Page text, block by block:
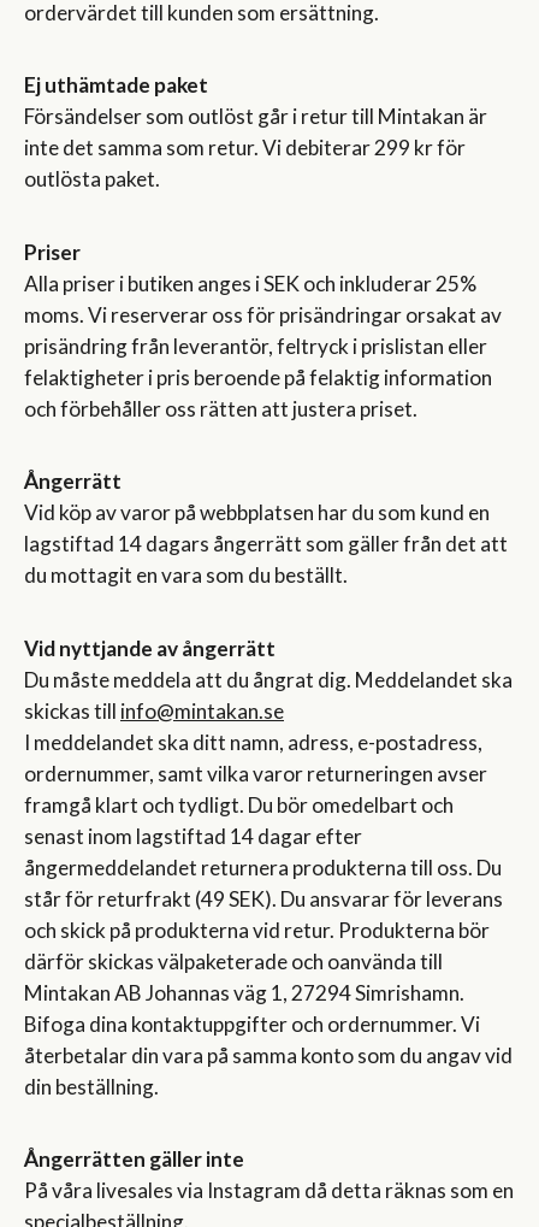
ordervärdet till kunden som ersättning.
Ej uthämtade paket
Försändelser som outlöst går i retur till Mintakan är
inte det samma som retur. Vi debiterar 299 kr för
outlösta paket.
Priser
Alla priser i butiken anges i SEK och inkluderar 25%
moms. Vi reserverar oss för prisändringar orsakat av
prisändring från leverantör, feltryck i prislistan eller
felaktigheter i pris beroende på felaktig information
och förbehåller oss rätten att justera priset.
Ångerrätt
Vid köp av varor på webbplatsen har du som kund en
lagstiftad 14 dagars ångerrätt som gäller från det att
du mottagit en vara som du beställt.
Vid nyttjande av ångerrätt
Du måste meddela att du ångrat dig. Meddelandet ska
skickas till info@mintakan.se
I meddelandet ska ditt namn, adress, e-postadress,
ordernummer, samt vilka varor returneringen avser
framgå klart och tydligt. Du bör omedelbart och
senast inom lagstiftad 14 dagar efter
ångermeddelandet returnera produkterna till oss. Du
står för returfrakt (49 SEK). Du ansvarar för leverans
och skick på produkterna vid retur. Produkterna bör
därför skickas välpaketerade och oanvända till
Mintakan AB Johannas väg 1, 27294 Simrishamn.
Bifoga dina kontaktuppgifter och ordernummer. Vi
återbetalar din vara på samma konto som du angav vid
din beställning.
Ångerrätten gäller inte
På våra livesales via Instagram då detta räknas som en
specialbeställning.